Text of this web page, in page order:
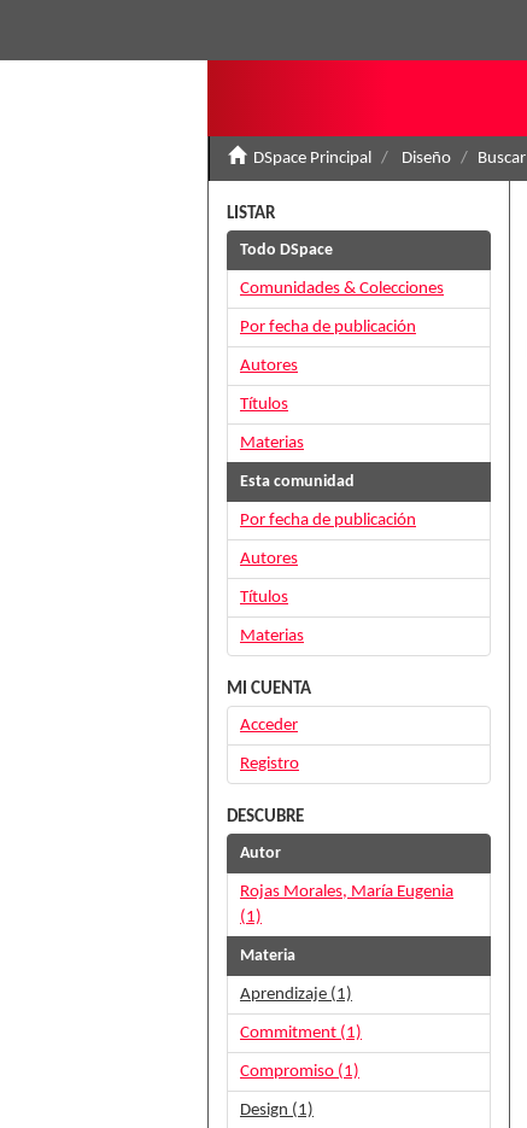
DSpace Principal Diseño Buscar
LISTAR
Todo DSpace
Comunidades & Colecciones
Por fecha de publicación
Autores
Títulos
Materias
Esta comunidad
Por fecha de publicación
Autores
Títulos
Materias
MI CUENTA
Acceder
Registro
DESCUBRE
Autor
Rojas Morales, María Eugenia
(1)
Materia
Aprendizaje (1)
Commitment (1)
Compromiso (1)
Design (1)